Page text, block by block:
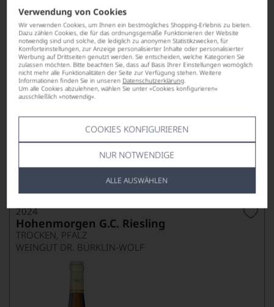
Verwendung von Cookies
Wir verwenden Cookies, um Ihnen ein bestmögliches Shopping-Erlebnis zu bieten.
Dazu zählen Cookies, die für das ordnungsgemäße Funktionieren der Website
notwendig sind und solche, die lediglich zu anonymen Statistikzwecken, für
Komforteinstellungen, zur Anzeige personalisierter Inhalte oder personalisierter
Werbung auf Drittseiten genutzt werden. Sie entscheiden, welche Kategorien Sie
zulassen möchten. Bitte beachten Sie, dass auf Basis Ihrer Einstellungen womöglich
nicht mehr alle Funktionalitäten der Seite zur Verfügung stehen. Weitere
Informationen finden Sie in unseren Datenschutzerklärung.
Um alle Cookies abzulehnen, wählen Sie unter »Cookies konfigurieren«
ausschließlich »notwendig«.
COOKIES KONFIGURIEREN
NUR NOTWENDIGE
ALLE AUSWÄHLEN
WEINGUT DR. BÜRKLIN-WOLF
pro Flasche (0.75l), € 106,67/L
2024
Hohenmorgen G.C. Riesling
TROCKEN, PFALZ
WEINGUT DR. BÜRKLIN-WOLF